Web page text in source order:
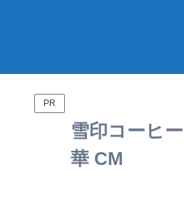
PR
雪印コーヒ
華 CM